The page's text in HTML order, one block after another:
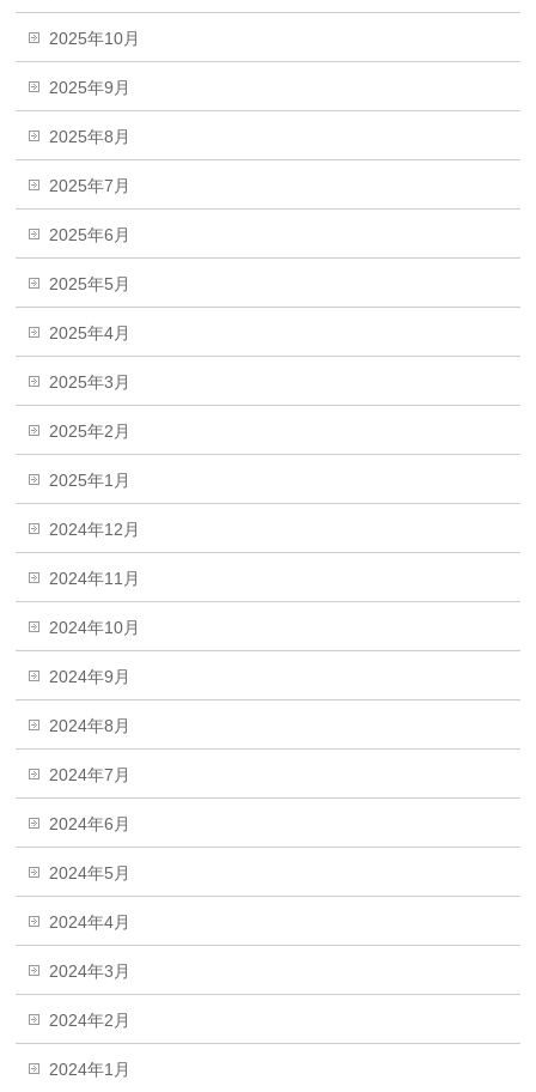
2025年10月
2025年9月
2025年8月
2025年7月
2025年6月
2025年5月
2025年4月
2025年3月
2025年2月
2025年1月
2024年12月
2024年11月
2024年10月
2024年9月
2024年8月
2024年7月
2024年6月
2024年5月
2024年4月
2024年3月
2024年2月
2024年1月